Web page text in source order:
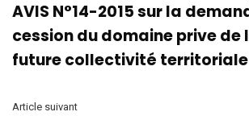
AVIS N°14-2015 sur la
cession du domaine prive de
future collectivité territoriale
Article suivant